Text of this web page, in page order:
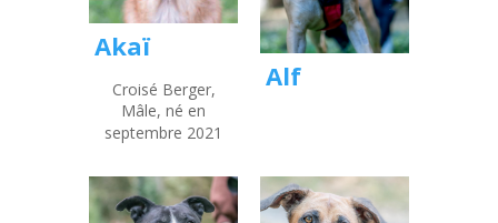
Akaï
Croisé Berger,
Mâle, né en
septembre 2021
Alf